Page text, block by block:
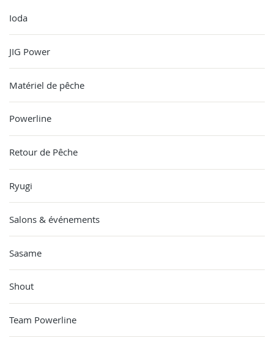
Ioda
JIG Power
Matériel de pêche
Powerline
Retour de Pêche
Ryugi
Salons & événements
Sasame
Shout
Team Powerline